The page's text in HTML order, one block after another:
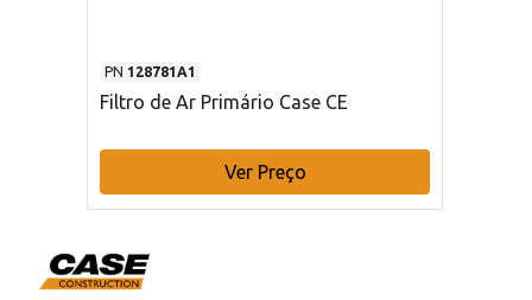
PN 128781A1
Filtro de Ar Primário Case CE
Ver Preço